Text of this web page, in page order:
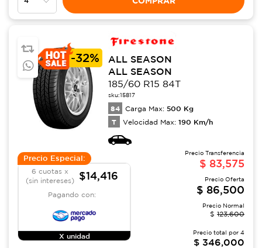
-32%
ALL SEASON
ALL SEASON
185/60 R15 84T
sku:15817
84 Carga Max: 500 Kg
T Velocidad Max: 190 Km/h
Precio Especial:
6 cuotas x
(sin intereses)
$14,416
Pagando con:
X unidad
Precio Transferencia
$ 83,575
Precio Oferta
$ 86,500
Precio Normal
$ 123,600
Precio total por 4
$ 346,000